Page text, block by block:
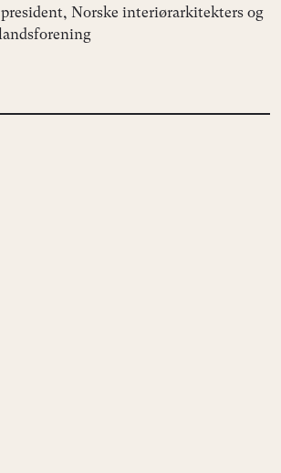
president, Norske interiørarkitekters og